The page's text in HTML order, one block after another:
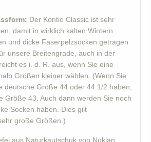
Der Kontio Classic ist sehr
damit in wirklich kalten Wintern
und dicke Faserpelzsocken getragen
unsere Breitengrade, auch in der
es i. d. R. aus, wenn Sie eine
Größen kleiner wählen. (Wenn Sie
deutsche Größe 44 oder 44 1/2 haben,
Größe 43. Auch dann werden Sie noch
Socken haben. Dies gilt
große Größen.)
aus Naturkautschuk von Nokian